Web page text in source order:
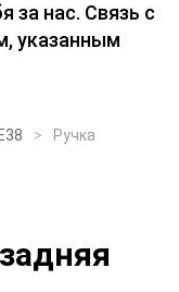
нас. Связь с
указанным
Ручка